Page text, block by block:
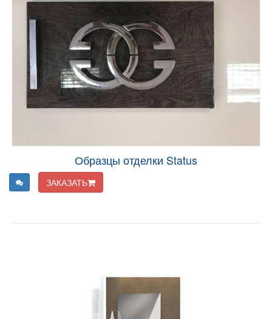
Образцы отделки Status
ЗАКАЗАТЬ